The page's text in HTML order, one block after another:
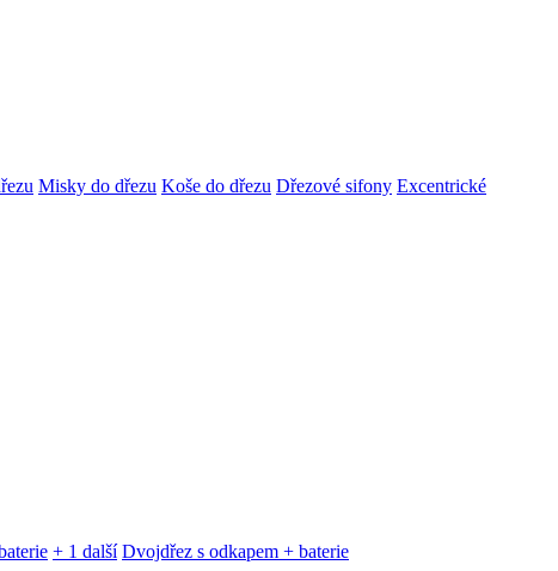
Misky do dřezu Koše do dřezu Dřezové sifony Excentrické
+ 1 další Dvojdřez s odkapem + baterie